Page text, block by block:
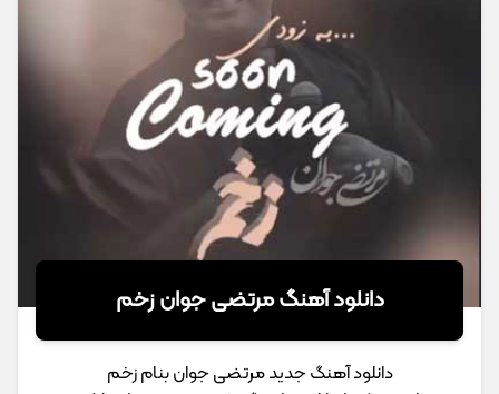
دانلود آهنگ مرتضی جوان زخم
دانلود آهنگ جدید مرتضی جوان بنام زخم